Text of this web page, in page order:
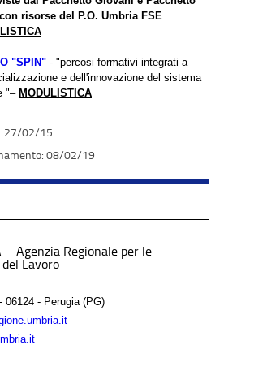
risorse del P.O. Umbria FSE
"SPIN" - "percosi formativi integrati a
e dell'innovazione del sistema
"– MODULISTICA
27/02/15
08/02/19
– Agenzia Regionale per le
Lavoro
06124 - Perugia (PG)